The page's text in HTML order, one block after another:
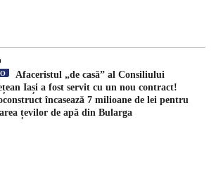
Afaceristul „de casă” al Consiliului
Iași a fost servit cu un nou contract!
încasează 7 milioane de lei pentru
țevilor de apă din Bularga